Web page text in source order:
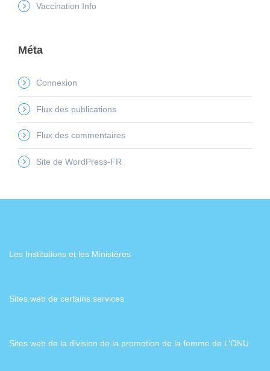
Vaccination Info
Méta
Connexion
Flux des publications
Flux des commentaires
Site de WordPress-FR
Les Institutions et les Ministères
Sites web de certains services
Sites web de la division de la promotion de la femme de L’ONU